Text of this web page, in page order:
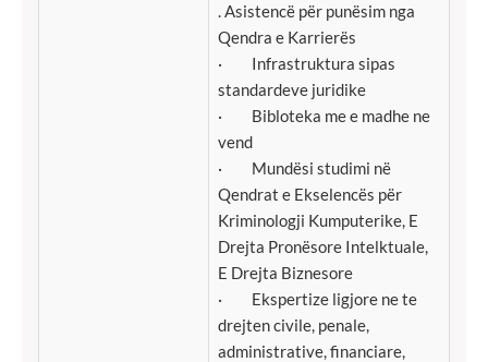
. Asistencë për punësim nga
Qendra e Karrierës
· Infrastruktura sipas
standardeve juridike
· Bibloteka me e madhe ne
vend
· Mundësi studimi në
Qendrat e Ekselencës për
Kriminologji Kumputerike, E
Drejta Pronësore Intelktuale,
E Drejta Biznesore
· Ekspertize ligjore ne te
drejten civile, penale,
administrative, financiare,